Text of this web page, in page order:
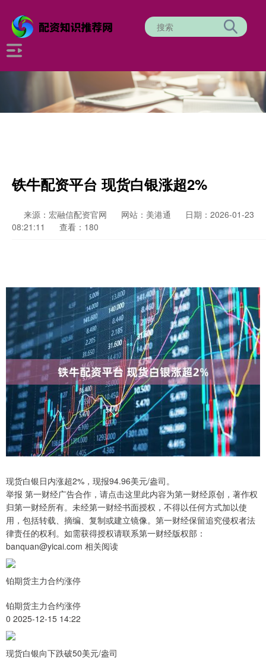
铁牛配资平台 现货白银涨超2%
来源：宏融信配资官网 网站：美港通
日期：2026-01-23
08:21:11
查看：180
现货白银日内涨超2%，现报94.96美元/盎司。
举报 第一财经广告合作，请点击这里此内容为第一财经原创，著作权
归第一财经所有。未经第一财经书面授权，不得以任何方式加以使
用，包括转载、摘编、复制或建立镜像。第一财经保留追究侵权者法
律责任的权利。如需获得授权请联系第一财经版权部：
banquan@yicai.com 相关阅读
铂期货主力合约涨停
铂期货主力合约涨停
0 2025-12-15 14:22
现货白银向下跌破50美元/盎司